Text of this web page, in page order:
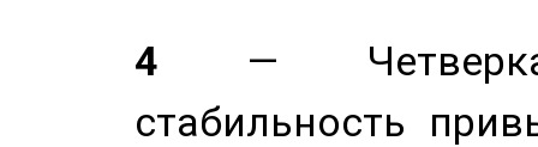
4 — Четверка
стабильность